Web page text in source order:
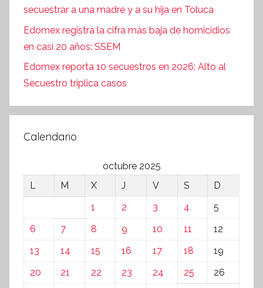
secuestrar a una madre y a su hija en Toluca
Edomex registra la cifra más baja de homicidios
en casi 20 años: SSEM
Edomex reporta 10 secuestros en 2026; Alto al
Secuestro triplica casos
Calendario
octubre 2025
L
M X J V S
D
1
2 3 4
5
6
7 8 9 10 11
12
13
14 15 16 17 18
19
20
21 22 23 24 25
26